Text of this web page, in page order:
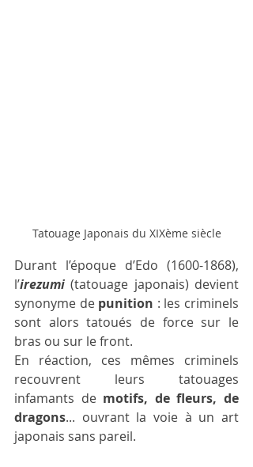
Tatouage Japonais du XIXème siècle
Durant l’époque d’Edo (1600-1868),
l’irezumi (tatouage japonais) devient
synonyme de punition : les criminels
sont alors tatoués de force sur le
bras ou sur le front.
En réaction, ces mêmes criminels
recouvrent leurs tatouages
infamants de motifs, de fleurs, de
dragons... ouvrant la voie à un art
japonais sans pareil.